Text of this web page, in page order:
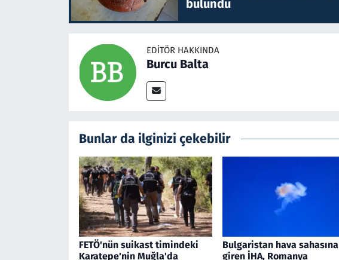
bulundu
EDITÖR HAKKINDA
Burcu Balta
Bunlar da ilginizi çekebilir
FETÖ'nün suikast timindeki
Karatepe'nin Muğla'da
Bulgaristan hava sahasına
giren İHA, Romanya